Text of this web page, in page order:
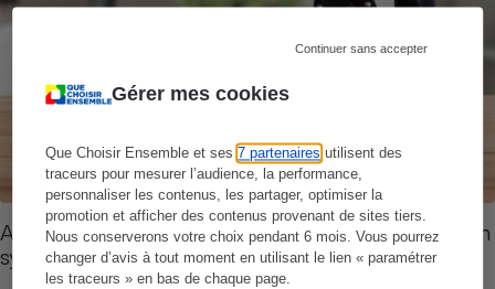
Gérer mes cookies
Que Choisir Ensemble et ses7 partenaires utilisent des
traceurs pour mesurer l’audience, la performance,
personnaliser les contenus, les partager, optimiser la
promotion et afficher des contenus provenant de sites tiers.
Nous conserverons votre choix pendant 6 mois. Vous pourrez
changer d’avis à tout moment en utilisant le lien « paramétrer
les traceurs » en bas de chaque page.
Continuer sans accepter
Alarme, caméra, télésurveillance - Bien choisir son
système de protection